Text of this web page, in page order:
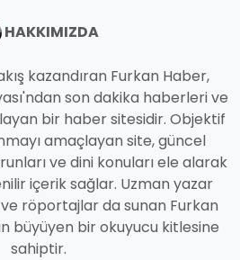
HAKKIMIZDA
kazandıran Furkan Haber,
son dakika haberleri ve
bir haber sitesidir. Objektif
amaçlayan site, güncel
ve dini konuları ele alarak
içerik sağlar. Uzman yazar
röportajlar da sunan Furkan
büyüyen bir okuyucu kitlesine
sahiptir.